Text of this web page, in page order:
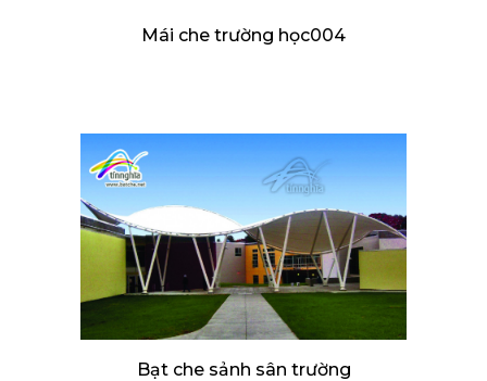
Mái che trường học004
Bạt che sảnh sân trường